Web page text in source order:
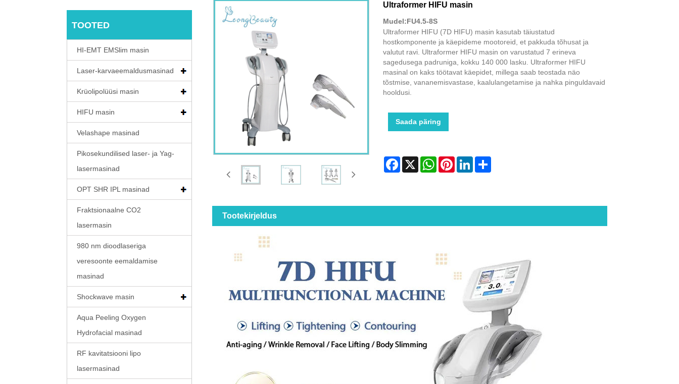
TOOTED
HI-EMT EMSlim masin
Laser-karvaeemaldusmasinad
Krüolipolüüsi masin
HIFU masin
Velashape masinad
Pikosekundilised laser- ja Yag-
lasermasinad
OPT SHR IPL masinad
Fraktsionaalne CO2
lasermasin
980 nm dioodlaseriga
veresoonte eemaldamise
masinad
Shockwave masin
Aqua Peeling Oxygen
Hydrofacial masinad
RF kavitatsiooni lipo
lasermasinad
Ultraformer HIFU masin
Mudel:FU4.5-8S
Ultraformer HIFU (7D HIFU) masin kasutab täiustatud
hostkomponente ja käepideme mootoreid, et pakkuda tõhusat ja
valutut ravi. Ultraformer HIFU masin on varustatud 7 erineva
sagedusega padruniga, kokku 140 000 lasku. Ultraformer HIFU
masinal on kaks töötavat käepidet, millega saab teostada näo
tõstmise, vananemisvastase, kaalulangetamise ja nahka pinguldavaid
hooldusi.
Saada päring
Facebook
X WhatsAppPinterestLinkedInShare
Tootekirjeldus